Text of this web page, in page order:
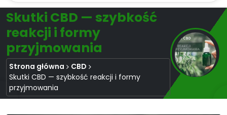
Skutki CBD — szybkość
reakcji i formy
przyjmowania
Strona główna
CBD
Skutki CBD — szybkość reakcji i formy
przyjmowania